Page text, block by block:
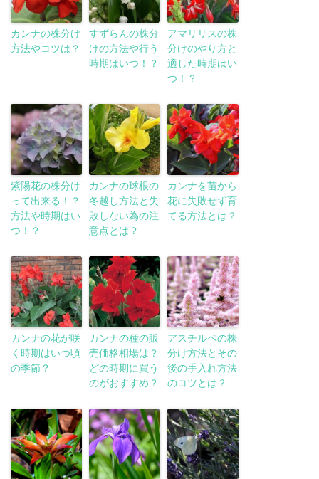
カンナの株分け
方法やコツは？
すずらんの株分
けの方法や行う
時期はいつ！？
アマリリスの株
分けのやり方と
適した時期はい
つ！？
紫陽花の株分け
って出来る！？
方法や時期はい
つ！？
カンナの球根の
冬越し方法と失
敗しない為の注
意点とは？
カンナを苗から
花に失敗せず育
てる方法とは？
カンナの花が咲
く時期はいつ頃
の季節？
カンナの種の販
売価格相場は？
どの時期に買う
のがおすすめ？
アスチルベの株
分け方法とその
後の手入れ方法
のコツとは？